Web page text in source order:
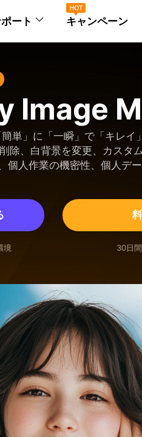
背景透
ぼか
白背景
画質化AI
ート
サポー
お問い
キャンペーン
Image
単」に「一瞬」で「キレイ
、白背景を変更、カスタ
人作業の機密性、個人デ
境 30日